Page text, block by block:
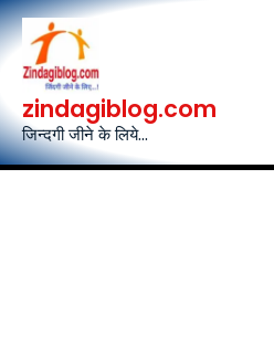
Skip
to
content
zindagiblog.com
जिन्दगी जीने के लिये...